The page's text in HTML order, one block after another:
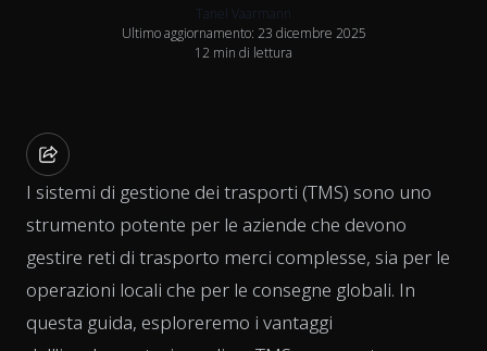
Tanel Vaarmann
Ultimo aggiornamento: 23 dicembre 2025
12 min di lettura
I sistemi di gestione dei trasporti (TMS) sono uno
strumento potente per le aziende che devono
gestire reti di trasporto merci complesse, sia per le
operazioni locali che per le consegne globali. In
questa guida, esploreremo i vantaggi